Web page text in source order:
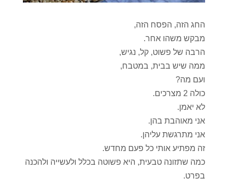
החג הזה, הפסח הזה,
מבקש משהו אחר.
הרבה של פשוט, קל, נגיש,
ממה שיש בבית, במטבח,
ועם מה?
כולה 2 מצרכים.
לא יאמן.
אני מאוהבת בהן.
אני מתרגשת עליהן.
זה מפתיע אותי כל פעם מחדש.
כמה שתזונה טבעית, היא פשוטה בכלל ולעשייה ולהכנה
בפרט.